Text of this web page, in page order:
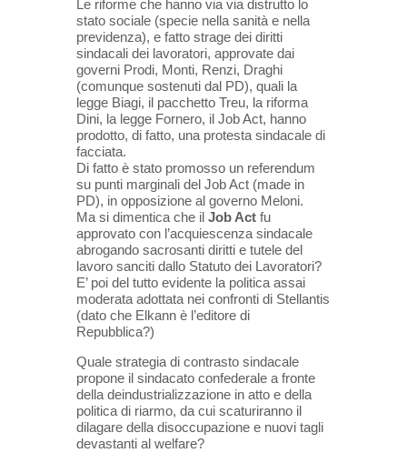
Le riforme che hanno via via distrutto lo
stato sociale (specie nella sanità e nella
previdenza), e fatto strage dei diritti
sindacali dei lavoratori, approvate dai
governi Prodi, Monti, Renzi, Draghi
(comunque sostenuti dal PD), quali la
legge Biagi, il pacchetto Treu, la riforma
Dini, la legge Fornero, il Job Act, hanno
prodotto, di fatto, una protesta sindacale di
facciata.
Di fatto è stato promosso un referendum
su punti marginali del JobAct (made in
PD), in opposizione al governo Meloni.
Ma si dimentica che il Job Act fu
approvato con l’acquiescenza sindacale
abrogando sacrosanti diritti e tutele del
lavoro sanciti dallo Statuto dei Lavoratori?
E’ poi del tutto evidente la politica assai
moderata adottata nei confronti di Stellantis
(dato che Elkann è l’editore di
Repubblica?)
Quale strategia di contrasto sindacale
propone il sindacato confederale a fronte
della deindustrializzazione in atto e della
politica di riarmo, da cui scaturiranno il
dilagare della disoccupazione e nuovi tagli
devastanti al welfare?